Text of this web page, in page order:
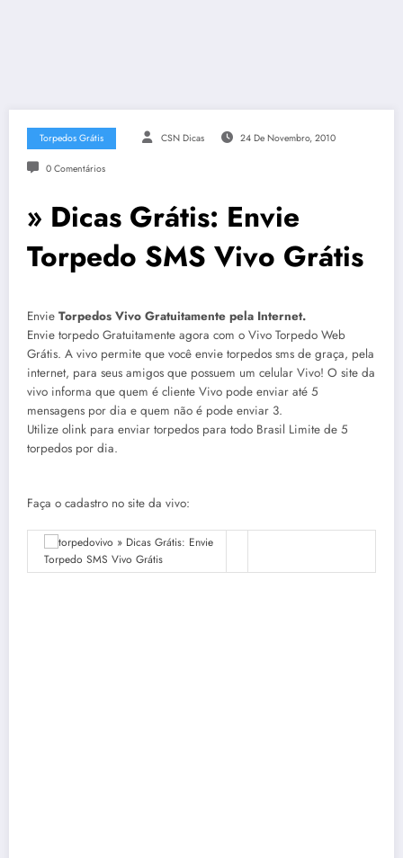
Torpedos Grátis CSN Dicas 24 De Novembro, 2010
0 Comentários
» Dicas Grátis: Envie
Torpedo SMS Vivo Grátis
Envie Torpedos Vivo Gratuitamente pela Internet.
Envie torpedo Gratuitamente agora com o Vivo Torpedo Web
Grátis. A vivo permite que você envie torpedos sms de graça, pela
internet, para seus amigos que possuem um celular Vivo! O site da
vivo informa que quem é cliente Vivo pode enviar até 5
mensagens por dia e quem não é pode enviar 3.
Utilize olink para enviar torpedos para todo Brasil Limite de 5
torpedos por dia.
Faça o cadastro no site da vivo: